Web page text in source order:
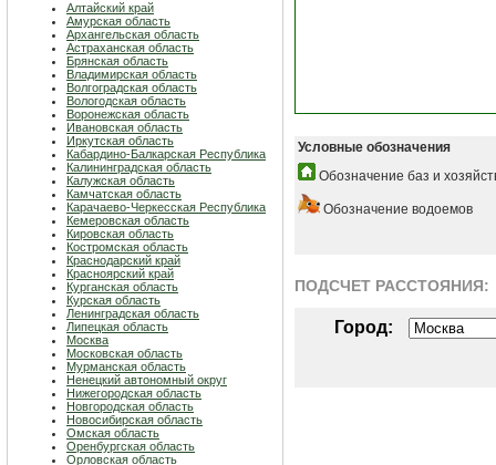
Алтайский край
Амурская область
Архангельская область
Астраханская область
Брянская область
Владимирская область
Волгоградская область
Вологодская область
Воронежская область
Ивановская область
Иркутская область
Кабардино-Балкарская Республика
Калининградская область
Калужская область
Камчатская область
Карачаево-Черкесская Республика
Кемеровская область
Кировская область
Костромская область
Краснодарский край
Красноярский край
Курганская область
Курская область
Ленинградская область
Липецкая область
Москва
Московская область
Мурманская область
Ненецкий автономный округ
Нижегородская область
Новгородская область
Новосибирская область
Омская область
Оренбургская область
Орловская область
Условные обозначения
Обозначение баз и
Обозначение водоемов
ПОДСЧЕТ РАСCТОЯНИЯ:
Город: